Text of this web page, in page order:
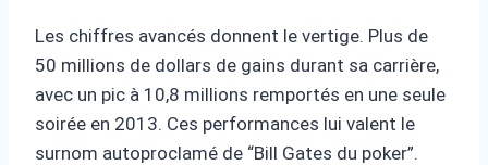
Les chiffres avancés donnent le vertige. Plus de
50 millions de dollars de gains durant sa carrière,
avec un pic à 10,8 millions remportés en une seule
soirée en 2013. Ces performances lui valent le
surnom autoproclamé de “Bill Gates du poker”.